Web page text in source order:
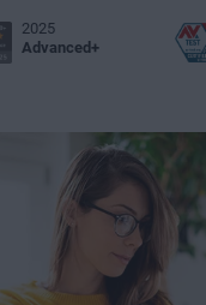
2025
Advanced+